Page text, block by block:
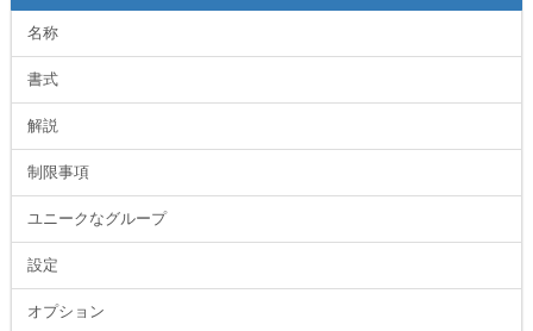
名称
書式
解説
制限事項
ユニークなグループ
設定
オプション